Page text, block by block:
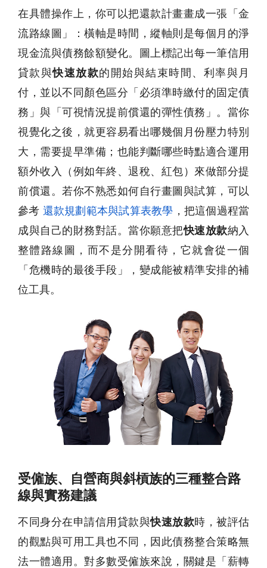
在具體操作上，你可以把還款計畫畫成一張「金
流路線圖」：橫軸是時間，縱軸則是每個月的淨
現金流與債務餘額變化。圖上標記出每一筆信用
貸款與快速放款的開始與結束時間、利率與月
付，並以不同顏色區分「必須準時繳付的固定債
務」與「可視情況提前償還的彈性債務」。當你
視覺化之後，就更容易看出哪幾個月份壓力特別
大，需要提早準備；也能判斷哪些時點適合運用
額外收入（例如年終、退稅、紅包）來做部分提
前償還。若你不熟悉如何自行畫圖與試算，可以
參考 還款規劃範本與試算表教學 ，把這個過程當
成與自己的財務對話。當你願意把快速放款納入
整體路線圖，而不是分開看待，它就會從一個
「危機時的最後手段」，變成能被精準安排的補
位工具。
受僱族、自營商與斜槓族的三種整合路
線與實務建議
不同身分在申請信用貸款與快速放款時，被評估
的觀點與可用工具也不同，因此債務整合策略無
法一體適用。對多數受僱族來說，關鍵是「薪轉